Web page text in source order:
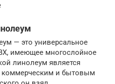
— это универсальное
имеющее многослойное
линолеум является
коммерческим и бытовым